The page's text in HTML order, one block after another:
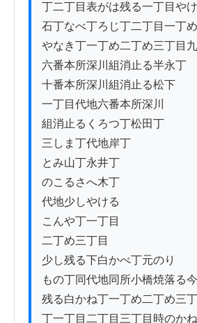
丁二丁目表がは残る一丁目や
石丁なべ丁ろじ丁二丁目一丁
やなき丁一丁め二丁め三丁目
六番本所深川組消止る半永丁
十番本所深川組消止る松下
一丁目代地六番本所深川
組消止るくろつ丁松田丁
三しま丁代地岸丁
とみ山丁永井丁
のこるさへ木丁
代地少しやける
こんや丁一丁目
二丁め三丁目
少し残る下白かべ丁元のり
もの丁同代地同所小橋焼落る
残る白かね丁一丁め二丁め三
丁一丁目二丁目三丁目時のか